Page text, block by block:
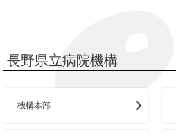
長野県立病院機構
機構本部